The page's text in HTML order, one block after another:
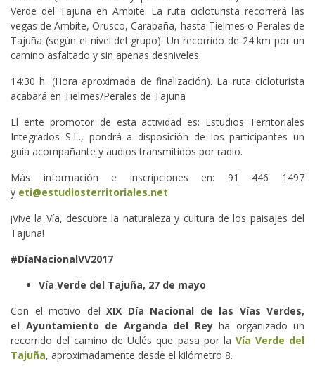
Verde del Tajuña en Ambite. La ruta cicloturista recorrerá las
vegas de Ambite, Orusco, Carabaña, hasta Tielmes o Perales de
Tajuña (según el nivel del grupo). Un recorrido de 24 km por un
camino asfaltado y sin apenas desniveles.
14:30 h. (Hora aproximada de finalización). La ruta cicloturista
acabará en Tielmes/Perales de Tajuña
El ente promotor de esta actividad es: Estudios Territoriales
Integrados S.L., pondrá a disposición de los participantes un
guía acompañante y audios transmitidos por radio.
Más información e inscripciones en: 91 446 1497
y eti@estudiosterritoriales.net
¡Vive la Vía, descubre la naturaleza y cultura de los paisajes del
Tajuña!
#DíaNacionalVV2017
Vía Verde del Tajuña, 27 de mayo
Con el motivo del XIX Día Nacional de las Vías Verdes,
el Ayuntamiento de Arganda del Reyha organizado un
recorrido del camino de Uclés que pasa por la Vía Verde del
Tajuña, aproximadamente desde el kilómetro 8.